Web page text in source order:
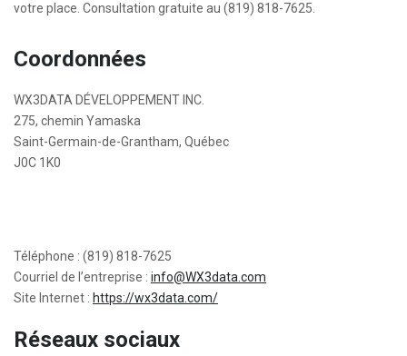
votre place. Consultation gratuite au (819) 818-7625.
Coordonnées
WX3DATA DÉVELOPPEMENT INC.
275, chemin Yamaska
Saint-Germain-de-Grantham, Québec
J0C 1K0
Téléphone : (819) 818-7625
Courriel de l’entreprise : info@WX3data.com
Site Internet : https://wx3data.com/
Réseaux sociaux